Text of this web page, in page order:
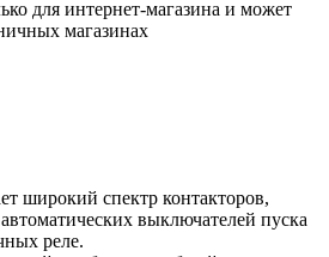
для интернет-магазина и может
магазинах
широкий спектр контакторов,
выключателей пуска
реле.